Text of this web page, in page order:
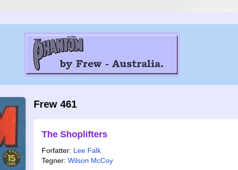
Frew 461
The Shoplifters
Forfatter: Lee Falk
Tegner: Wilson McCoy